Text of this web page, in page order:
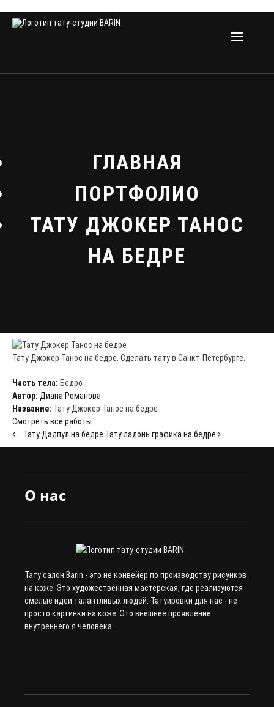
ГЛАВНАЯ
ПОРТФОЛИО
ТАТУ ДЖОКЕР ТАНОС
НА БЕДРЕ
Тату Джокер Танос на бедре. Сделать тату в Санкт-Петербурге.
Часть тела: Бедро
Автор: Диана Романова
Название: Тату Джокер Танос на бедре
Смотреть все работы
Тату Дэдпул на бедре Тату ладонь графика на бедре
О нас
Тату салон Barin - это не конвейер по производству рисунков
на коже. Это художественная мастерская, где реализуются
смелые идеи талантливых людей. Татуировки для нас - не
просто картинки на коже. Это внешнее проявление
внутреннего я человека.